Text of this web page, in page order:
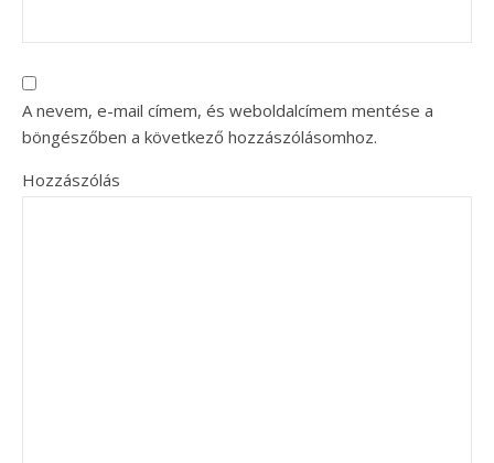
A nevem, e-mail címem, és weboldalcímem mentése a
böngészőben a következő hozzászólásomhoz.
Hozzászólás